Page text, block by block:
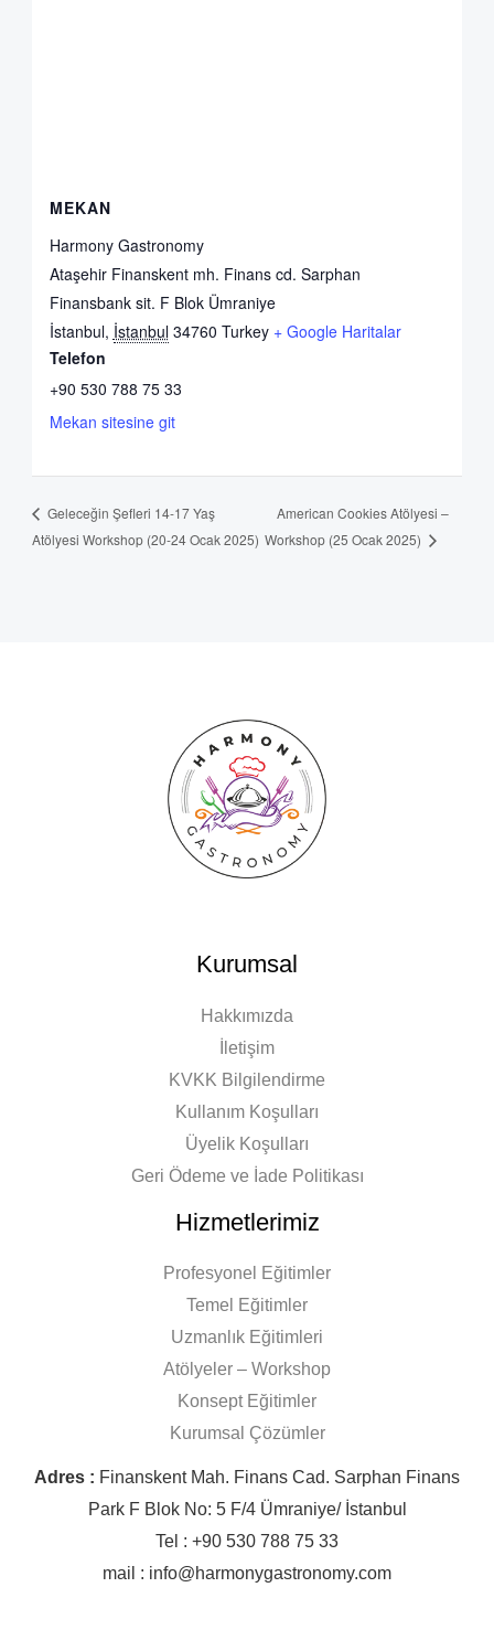
MEKAN
Harmony Gastronomy
Ataşehir Finanskent mh. Finans cd. Sarphan
Finansbank sit. F Blok Ümraniye
İstanbul, İstanbul 34760 Turkey + Google Haritalar
Telefon
+90 530 788 75 33
Mekan sitesine git
Geleceğin Şefleri 14-17 Yaş
Atölyesi Workshop (20-24 Ocak 2025)
American Cookies Atölyesi –
Workshop (25 Ocak 2025)
Kurumsal
Hakkımızda
İletişim
KVKK Bilgilendirme
Kullanım Koşulları
Üyelik Koşulları
Geri Ödeme ve İade Politikası
Hizmetlerimiz
Profesyonel Eğitimler
Temel Eğitimler
Uzmanlık Eğitimleri
Atölyeler – Workshop
Konsept Eğitimler
Kurumsal Çözümler
Adres : Finanskent Mah. Finans Cad. Sarphan Finans
Park F Blok No: 5 F/4 Ümraniye/ İstanbul
Tel : +90 530 788 75 33
mail : info@harmonygastronomy.com